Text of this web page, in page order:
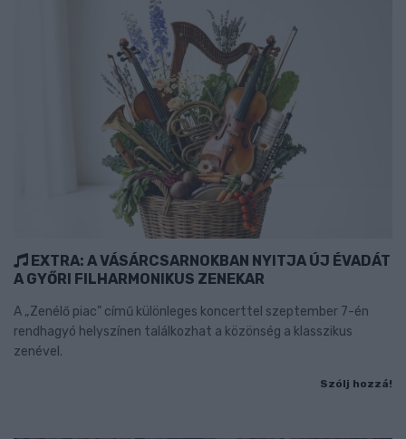
EXTRA: A VÁSÁRCSARNOKBAN NYITJA ÚJ ÉVADÁT
A GYŐRI FILHARMONIKUS ZENEKAR
A „Zenélő piac” című különleges koncerttel szeptember 7-én
rendhagyó helyszínen találkozhat a közönség a klasszikus
zenével.
Szólj hozzá!